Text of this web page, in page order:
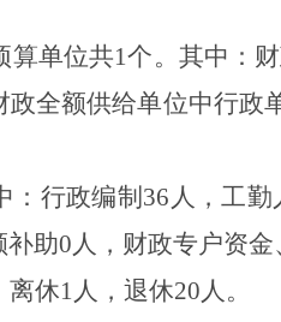
算单位共1个。其中：
全额供给单位中行政
：行政编制36人，工
助0人，财政专户资金
休1人，退休20人。